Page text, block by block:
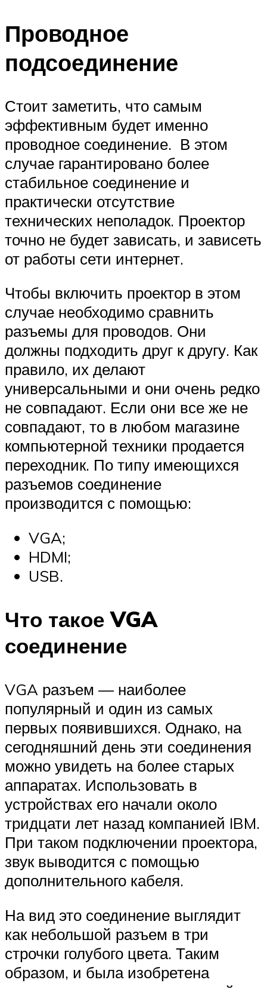
Проводное
подсоединение
Стоит заметить, что самым
эффективным будет именно
проводное соединение. В этом
случае гарантировано более
стабильное соединение и
практически отсутствие
технических неполадок. Проектор
точно не будет зависать, и зависеть
от работы сети интернет.
Чтобы включить проектор в этом
случае необходимо сравнить
разъемы для проводов. Они
должны подходить друг к другу. Как
правило, их делают
универсальными и они очень редко
не совпадают. Если они все же не
совпадают, то в любом магазине
компьютерной техники продается
переходник. По типу имеющихся
разъемов соединение
производится с помощью:
VGA;
HDMI;
USB.
Что такое VGA
соединение
VGA разъем — наиболее
популярный и один из самых
первых появившихся. Однако, на
сегодняшний день эти соединения
можно увидеть на более старых
аппаратах. Использовать в
устройствах его начали около
тридцати лет назад компанией IBM.
При таком подключении проектора,
звук выводится с помощью
дополнительного кабеля.
На вид это соединение выглядит
как небольшой разъем в три
строчки голубого цвета. Таким
образом, и была изобретена